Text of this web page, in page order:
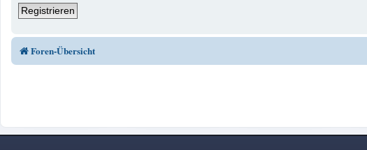
Registrieren
Foren-Übersicht